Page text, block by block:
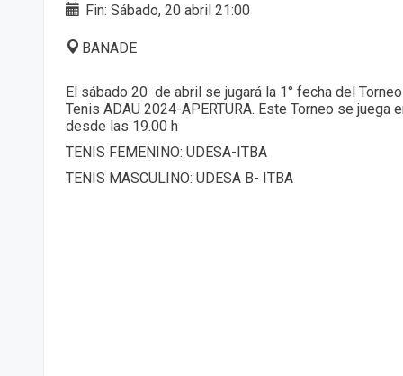
Fin: Sábado, 20 abril 21:00
BANADE
El sábado 20 de abril se jugará la 1° fecha del
Tenis ADAU 2024-APERTURA. Este Torneo se juega
desde las 19.00 h
TENIS FEMENINO: UDESA-ITBA
TENIS MASCULINO: UDESA B- ITBA